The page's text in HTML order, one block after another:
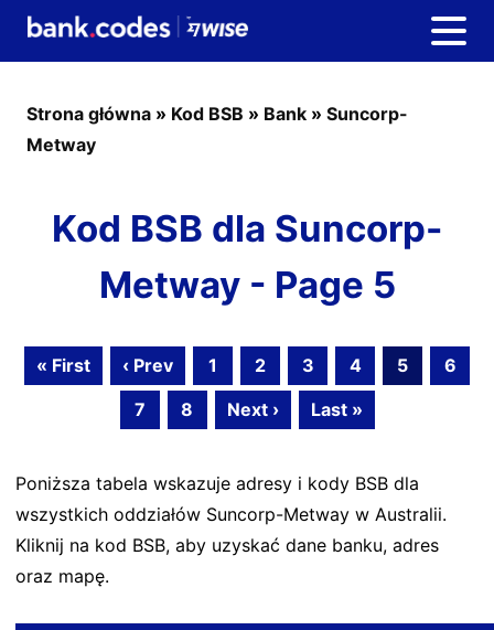
Strona główna » Kod BSB » Bank » Suncorp-
Metway
Kod BSB dla Suncorp-
Metway - Page 5
« First ‹ Prev 1 2 3 4 5
6
7
8 Next › Last »
Poniższa tabela wskazuje adresy i kody BSB dla
wszystkich oddziałów Suncorp-Metway w Australii.
Kliknij na kod BSB, aby uzyskać dane banku, adres
oraz mapę.